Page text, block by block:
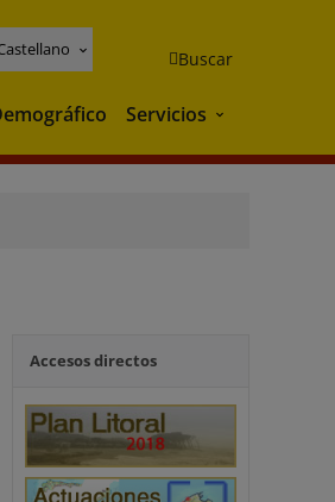
Buscar
Servicios Servicios
Accesos directos